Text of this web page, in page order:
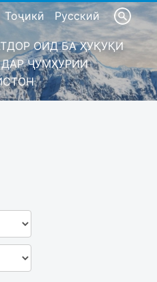
Тоҷикӣ Русский
ОИД БА ҲУҚУҚИ
ҶУМҲУРИИ